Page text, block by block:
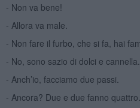
⁃ Non va bene!
⁃ Allora va male.
⁃ Non fare il furbo, che si fa, hai
⁃ No, sono sazio di dolci e cannella.
⁃ Anch’io, facciamo due passi.
⁃ Ancora? Due e due fanno quattro...